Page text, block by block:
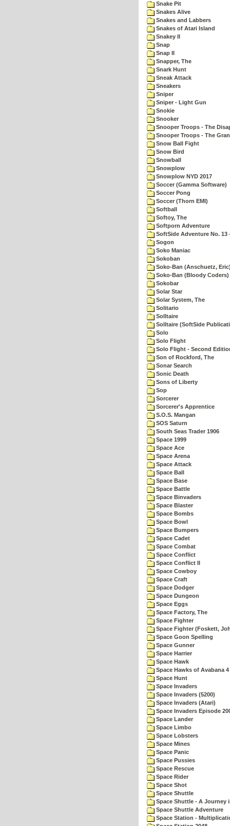
Snake Pit
Snakes Alive
Snakes and Labbers
Snakes of Atari Island
Snakey II
Snap
Snap II
Snapper, The
Snark Hunt
Sneak Attack
Sneakers
Sniper
Sniper - Light Gun
Snokie
Snooker
Snooper Troops - The
Snooper Troops - The
Snow Ball Fight
Snow Bird
Snowball
Snowplow
Snowplow NYD 2017
Soccer (Gamma Software)
Soccer Pong
Soccer (Thorn EMI)
Softball
Softoy, The
Softporn Adventure
SoftSide Adventure No. 13
Sogon
Soko Maniac
Sokoban
Soko-Ban (Anschuetz,
Soko-Ban (Bloody Coders)
Sokobar
Solar Star
Solar System, The
Solitario
Solltaire
Solltaire (SoftSide
Solo
Solo Flight
Solo Flight - Second
Son of Rockford, The
Sonar Search
Sonic Death
Sons of Liberty
Sop
Sorcerer
Sorcerer's Apprentice
S.O.S. Mangan
SOS Saturn
South Seas Trader 1906
Space 1999
Space Ace
Space Arena
Space Attack
Space Ball
Space Base
Space Battle
Space Binvaders
Space Blaster
Space Bombs
Space Bowl
Space Bumpers
Space Cadet
Space Combat
Space Conflict
Space Conflict II
Space Cowboy
Space Craft
Space Dodger
Space Dungeon
Space Eggs
Space Factory, The
Space Fighter
Space Fighter (Foskett,
Space Goon Spelling
Space Gunner
Space Harrier
Space Hawk
Space Hawks of Avabana 4
Space Hunt
Space Invaders
Space Invaders (5200)
Space Invaders (Atari)
Space Invaders Episode
Space Lander
Space Limbo
Space Lobsters
Space Mines
Space Panic
Space Pussies
Space Rescue
Space Rider
Space Shot
Space Shuttle
Space Shuttle - A Journey
Space Shuttle Adventure
Space Station -